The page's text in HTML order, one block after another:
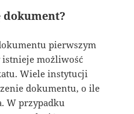
dokument?
pierwszym
możliwość
Wiele instytucji
dokumentu, o ile
W przypadku